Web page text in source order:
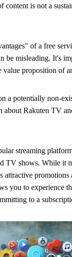
content is not a
of a free
be misleading. It's
value proposition of
a potentially non-
about Rakuten TV
streaming
TV shows. While it
attractive promotions
you to experience
to a